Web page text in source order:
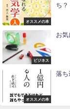
オススメの本
ち？
ビジネス
お気
オススメの本
落ち